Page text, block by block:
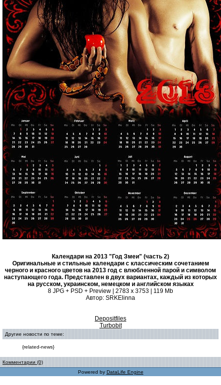
Календари на 2013 "Год Змеи" (часть 2)
Оригинальные и стильные календари с классическим сочетанием
черного и красного цветов на 2013 год с влюбленной парой и символом
наступающего года. Представлен в двух вариантах, каждый из которых
на русском, украинском, немецком и английском языках
8 JPG + PSD + Preview | 2783 x 3753 | 119 Mb
Автор: SRKElinna
Depositfiles
Turbobit
Другие новости по теме:
{related-news}
Комментарии (0)
Powered by DataLife Engine